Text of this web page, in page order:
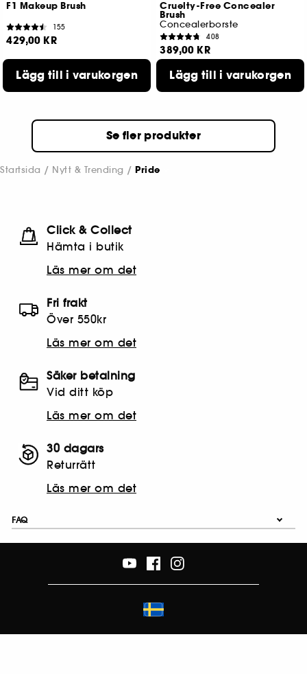
F1 Makeup Brush
155
429,00 KR
Lägg till i varukorgen
Cruelty-Free Concealer
Brush
Concealerborste
408
389,00 KR
Lägg till i varukorgen
Se fler produkter
Startsida Nytt & Trending Pride
Click & Collect
Hämta i butik​
Läs mer om det
Fri frakt
Över 550kr
Läs mer om det
Säker betalning
Vid ditt köp
Läs mer om det
30 dagars
Returrätt
Läs mer om det
FAQ